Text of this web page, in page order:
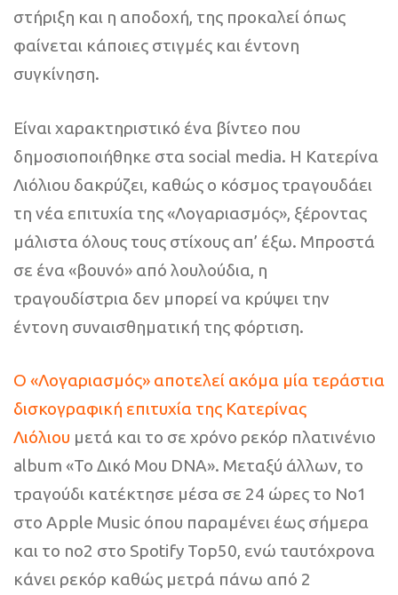
στήριξη και η αποδοχή, της προκαλεί όπως
φαίνεται κάποιες στιγμές και έντονη
συγκίνηση.
Είναι χαρακτηριστικό ένα βίντεο που
δημοσιοποιήθηκε στα social media. Η Κατερίνα
Λιόλιου δακρύζει, καθώς ο κόσμος τραγουδάει
τη νέα επιτυχία της «Λογαριασμός», ξέροντας
μάλιστα όλους τους στίχους απ’ έξω. Μπροστά
σε ένα «βουνό» από λουλούδια, η
τραγουδίστρια δεν μπορεί να κρύψει την
έντονη συναισθηματική της φόρτιση.
Ο «Λογαριασμός» αποτελεί ακόμα μία τεράστια
δισκογραφική επιτυχία της Κατερίνας
Λιόλιου μετά και το σε χρόνο ρεκόρ πλατινένιο
album «Το Δικό Μου DNA». Μεταξύ άλλων, το
τραγούδι κατέκτησε μέσα σε 24 ώρες το No1
στο Apple Music όπου παραμένει έως σήμερα
και το no2 στο Spotify Top50, ενώ ταυτόχρονα
κάνει ρεκόρ καθώς μετρά πάνω από 2